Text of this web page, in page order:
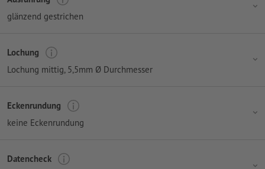
glänzend gestrichen
Lochung
Lochung mittig, 5,5mm Ø Durchmesser
Eckenrundung
keine Eckenrundung
Datencheck